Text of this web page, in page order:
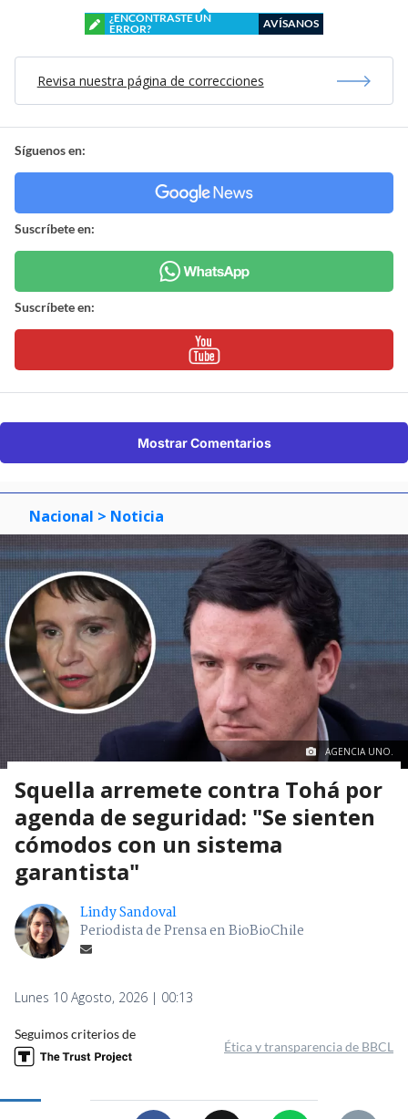
¿ENCONTRASTE UN
ERROR?
AVÍSANOS
Revisa nuestra página de correcciones
Síguenos en:
Suscríbete en:
Suscríbete en:
Mostrar Comentarios
Nacional > Noticia
AGENCIA UNO.
Squella arremete contra Tohá por
agenda de seguridad: "Se sienten
cómodos con un sistema
garantista"
Lindy Sandoval
Periodista de Prensa en BioBioChile
Lunes 10 Agosto, 2026 | 00:13
Seguimos criterios de
Ética y transparencia de BBCL